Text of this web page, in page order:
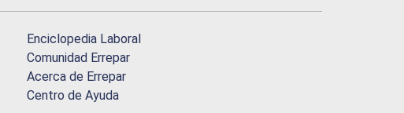
Enciclopedia Laboral
Comunidad Errepar
Acerca de Errepar
Centro de Ayuda